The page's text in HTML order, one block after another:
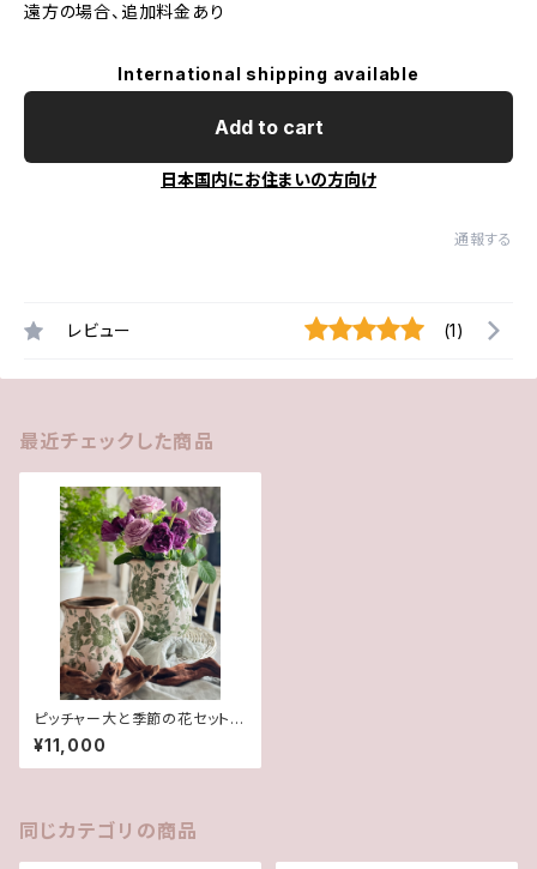
遠方の場合、追加料金あり
International shipping available
Add to cart
日本国内にお住まいの方向け
通報する
レビュー (1)
最近チェックした商品
ピッチャー大と季節の花セット
送料込み
¥11,000
同じカテゴリの商品